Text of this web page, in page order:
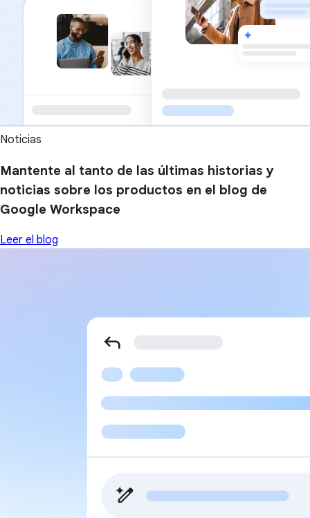
Noticias
Mantente al tanto de las últimas historias y
noticias sobre los productos en el blog de
Google Workspace
Leer el blog